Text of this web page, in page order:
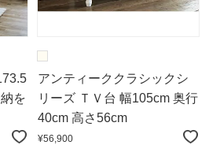
を
アンティーククラシックシ
リーズ ＴＶ台 幅105cm 奥行
40cm 高さ56cm
¥56,900